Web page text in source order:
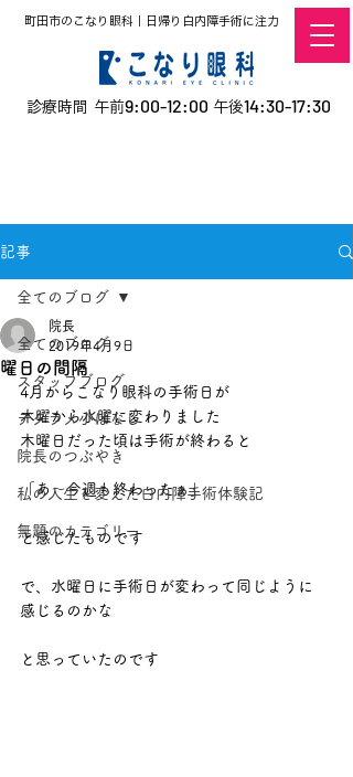
町田市のこなり眼科｜日帰り白内障手術に注力
診療時間 午前9:00-12:00 午後14:30-17:30
記事
全てのブログ
スタッフブログ
デタラメ小ばなし
院長のつぶやき
私の人生を変えた白内障手術体験記
無題のカテゴリー
全てのブログ
曜日の間隔
院長
2019年4月9日
4月からこなり眼科の手術日が
木曜から水曜に変わりました
木曜日だった頃は手術が終わると
「あ～今週も終わったぁ」
と感じたものです
で、水曜日に手術日が変わって同じように
感じるのかな
と思っていたのです